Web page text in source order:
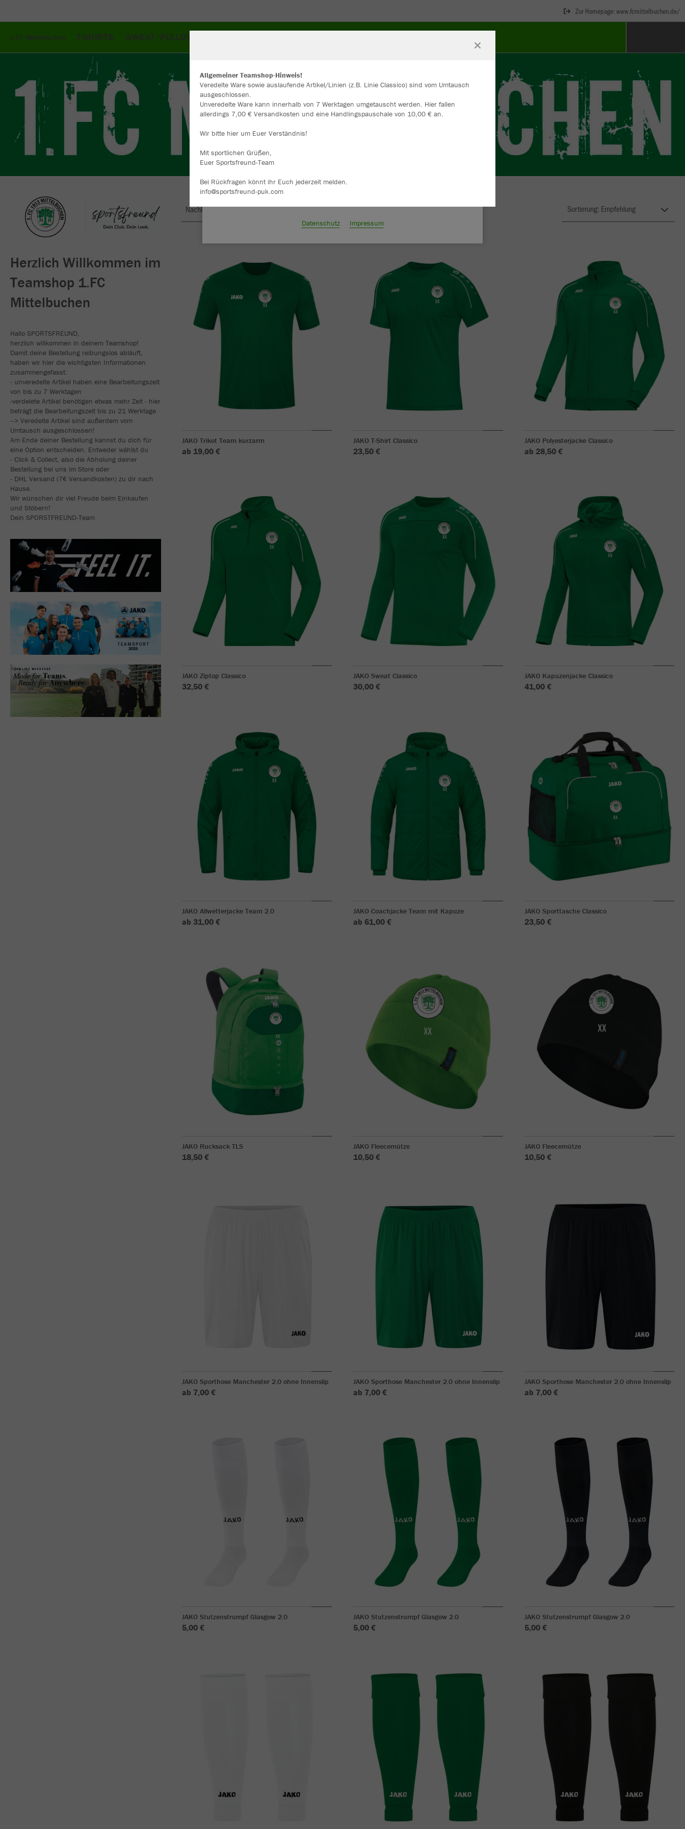
Zur Homepage: www.fcmittelbuchen.de/
1.FC Mittelbuchen T-SHIRTS SWEAT/PULLOVER
Herzlich Willkommen im
Teamshop 1.FC
Mittelbuchen
Hallo SPORTSFREUND,
herzlich willkommen in deinem Teamshop!
Damit deine Bestellung reibungslos abläuft,
haben wir hier die wichtigsten Informationen
zusammengefasst:
- unveredelte Artikel haben eine Bearbeitungszeit
von bis zu 7 Werktagen
-verdelete Artikel benötigen etwas mehr Zeit - hier
beträgt die Bearbeitungszeit bis zu 21 Werktage
--> Veredelte Artikel sind außerdem vom
Umtausch ausgeschlossen!
Am Ende deiner Bestellung kannst du dich für
eine Option entscheiden. Entweder wählst du
- Click & Collect, also die Abholung deiner
Bestellung bei uns im Store oder
- DHL Versand (7€ Versandkosten) zu dir nach
Hause.
Wir wünschen dir viel Freude beim Einkaufen
und Stöbern!
Dein SPORSTFREUND-Team
Nachhaltig Farbe
JAKO Trikot Team kurzarm
ab 19,00 €
JAKO T-Shirt Classico
23,50 €
JAKO Polyesterjacke Classico
ab 28,50 €
JAKO Ziptop Classico
32,50 €
JAKO Sweat Classico
30,00 €
JAKO Kapuzenjacke Classico
41,00 €
JAKO Allwetterjacke Team 2.0
ab 31,00 €
JAKO Coachjacke Team mit Kapuze
ab 61,00 €
JAKO Sporttasche Classico
23,50 €
JAKO Rucksack TLS
18,50 €
JAKO Fleecemütze
10,50 €
JAKO Fleecemütze
10,50 €
JAKO Sporthose Manchester 2.0 ohne Innenslip
ab 7,00 €
JAKO Sporthose Manchester 2.0 ohne Innenslip
ab 7,00 €
JAKO Sporthose Manchester 2.0 ohne Innenslip
ab 7,00 €
JAKO Stutzenstrumpf Glasgow 2.0
5,00 €
JAKO Stutzenstrumpf Glasgow 2.0
5,00 €
JAKO Stutzenstrumpf Glasgow 2.0
5,00 €
Allgemeiner Teamshop-Hinweis!
Veredelte Ware sowie auslaufende Artikel/Linien (z.B. Linie Classico) sind vom Umtausch
ausgeschlossen.
Unveredelte Ware kann innerhalb von 7 Werktagen umgetauscht werden. Hier fallen
allerdings 7,00 € Versandkosten und eine Handlingspauschale von 10,00 € an.
Wir bitte hier um Euer Verständnis!
Mit sportlichen Grüßen,
Euer Sportsfreund-Team
Bei Rückfragen könnt ihr Euch jederzeit melden.
info@sportsfreund-puk.com
Wir verwenden Cookies
Durch die Analyse der Besucherdaten können wir dir personalisierte Inhalte
anzeigen und unsere Website verbessern. Weitere Informationen zu den
Datenschutz Impressum